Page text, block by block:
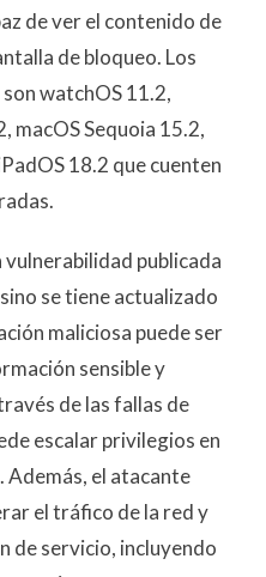
de ver el contenido de
de bloqueo. Los
watchOS 11.2,
macOS Sequoia 15.2,
18.2 que cuenten
vulnerabilidad publicada
se tiene actualizado
maliciosa puede ser
sensible y
de las fallas de
escalar privilegios en
el atacante
el tráfico de la red y
de servicio, incluyendo